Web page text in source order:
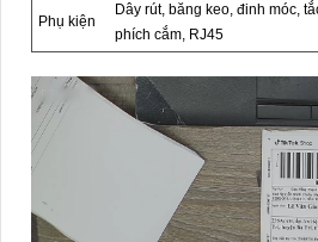
Phụ kiện
Dây rút, băng keo, đinh móc,
phích cắm, RJ45